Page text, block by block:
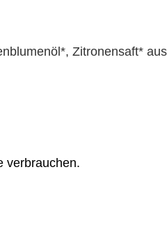
Zitronensaft*
verbrauchen.